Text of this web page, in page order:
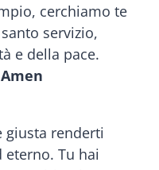
cerchiamo te
servizio,
e della pace.
Amen
giusta renderti
Tu hai